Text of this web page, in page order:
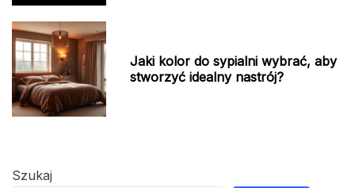
Jaki kolor do sypialni wybrać, aby
stworzyć idealny nastrój?
Szukaj